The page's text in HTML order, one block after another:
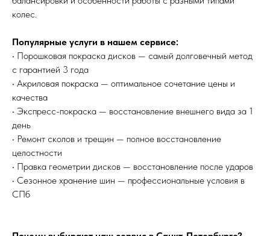
колес.
Популярные услуги в нашем сервисе:
• Порошковая покраска дисков — самый долговечный метод
с гарантией 3 года
• Акриловая покраска — оптимальное сочетание цены и
качества
• Экспресс-покраска — восстановление внешнего вида за 1
день
• Ремонт сколов и трещин — полное восстановление
целостности
• Правка геометрии дисков — восстановление после ударов
• Сезонное хранение шин — профессиональные условия в
СПб